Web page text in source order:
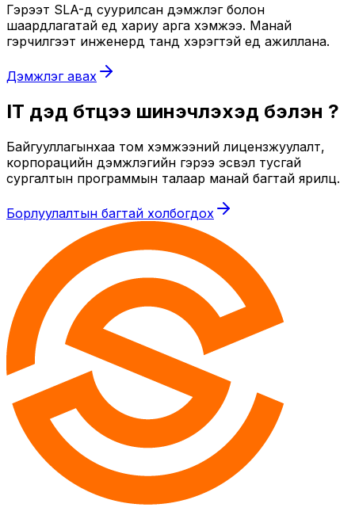
Гэрээт SLA-д суурилсан дэмжлэг болон
шаардлагатай үед хариу арга хэмжээ. Манай
гэрчилгээт инженерүүд танд хэрэгтэй үед ажиллана.
Дэмжлэг авах
IT дэд бүтцээ шинэчлэхэд бэлэн үү?
Байгууллагынхаа том хэмжээний лицензжуулалт,
корпорацийн дэмжлэгийн гэрээ эсвэл тусгай
сургалтын программын талаар манай багтай ярилц.
Борлуулалтын багтай холбогдох